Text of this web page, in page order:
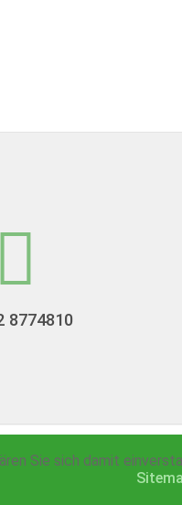
8774810
Sie sich damit